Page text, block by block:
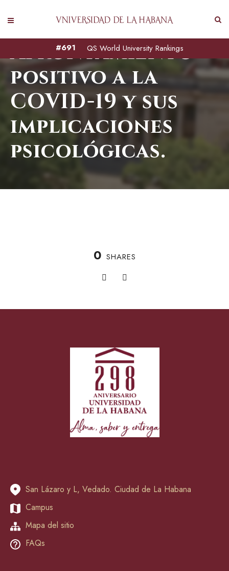
QS World University Rankings
#691
Afrontamiento
positivo a la
COVID-19 y sus
implicaciones
psicológicas.
0 SHARES
San Lázaro y L, Vedado. Ciudad de La Habana
Campus
Mapa del sitio
FAQs